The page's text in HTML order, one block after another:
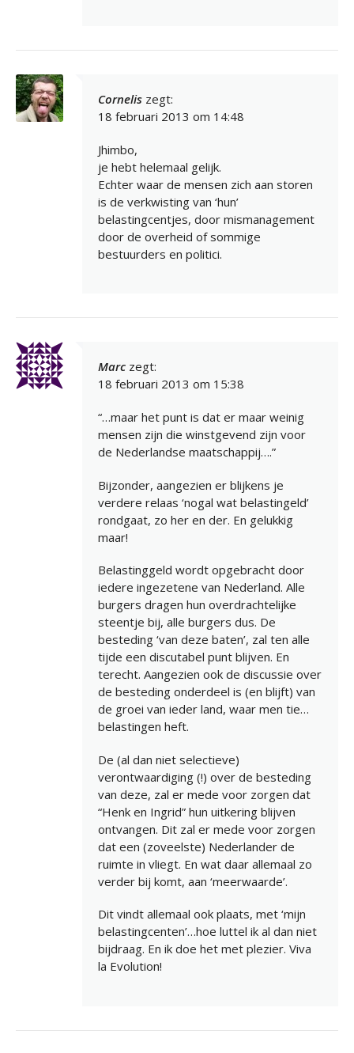
Cornelis zegt:
18 februari 2013 om 14:48
Jhimbo,
je hebt helemaal gelijk.
Echter waar de mensen zich aan storen
is de verkwisting van ‘hun’
belastingcentjes, door mismanagement
door de overheid of sommige
bestuurders en politici.
Marc zegt:
18 februari 2013 om 15:38
“…maar het punt is dat er maar weinig
mensen zijn die winstgevend zijn voor
de Nederlandse maatschappij….”
Bijzonder, aangezien er blijkens je
verdere relaas ‘nogal wat belastingeld’
rondgaat, zo her en der. En gelukkig
maar!
Belastinggeld wordt opgebracht door
iedere ingezetene van Nederland. Alle
burgers dragen hun overdrachtelijke
steentje bij, alle burgers dus. De
besteding ‘van deze baten’, zal ten alle
tijde een discutabel punt blijven. En
terecht. Aangezien ook de discussie over
de besteding onderdeel is (en blijft) van
de groei van ieder land, waar men tie…
belastingen heft.
De (al dan niet selectieve)
verontwaardiging (!) over de besteding
van deze, zal er mede voor zorgen dat
“Henk en Ingrid” hun uitkering blijven
ontvangen. Dit zal er mede voor zorgen
dat een (zoveelste) Nederlander de
ruimte in vliegt. En wat daar allemaal zo
verder bij komt, aan ‘meerwaarde’.
Dit vindt allemaal ook plaats, met ‘mijn
belastingcenten’…hoe luttel ik al dan niet
bijdraag. En ik doe het met plezier. Viva
la Evolution!